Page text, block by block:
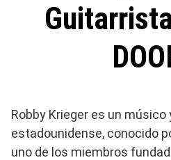
Robby Krieger es un
estadounidense, conocido
uno de los miembros